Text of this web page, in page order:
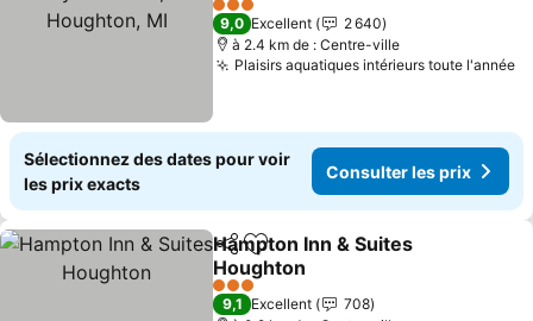
3 Étoiles
9,0 Excellent
2 640
à 2.4 km de : Centre-ville
Plaisirs aquatiques intérieurs toute l'année
Sélectionnez des dates pour voir
les prix exacts
Consulter les prix
PartagerAjouter à mes favoris
Hampton Inn & Suites
Houghton
3 Étoiles
9,1 Excellent
708